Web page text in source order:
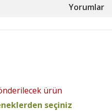
Yorumlar
ürün
seçiniz